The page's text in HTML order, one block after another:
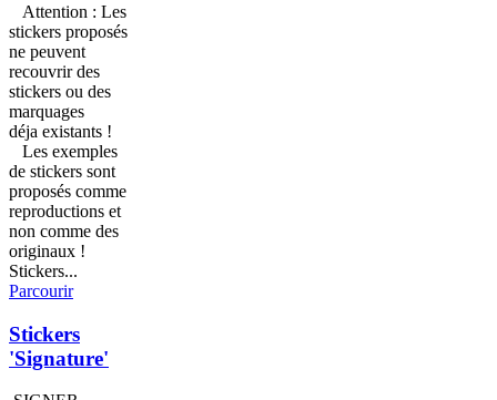
Attention : Les
stickers proposés
ne peuvent
recouvrir des
stickers ou des
marquages
déja existants !
Les exemples
de stickers sont
proposés comme
reproductions et
non comme des
originaux !
Stickers...
Parcourir
Stickers
'Signature'